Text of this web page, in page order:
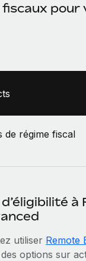
pour
de régime fiscal
à
utiliser Remote
options sur